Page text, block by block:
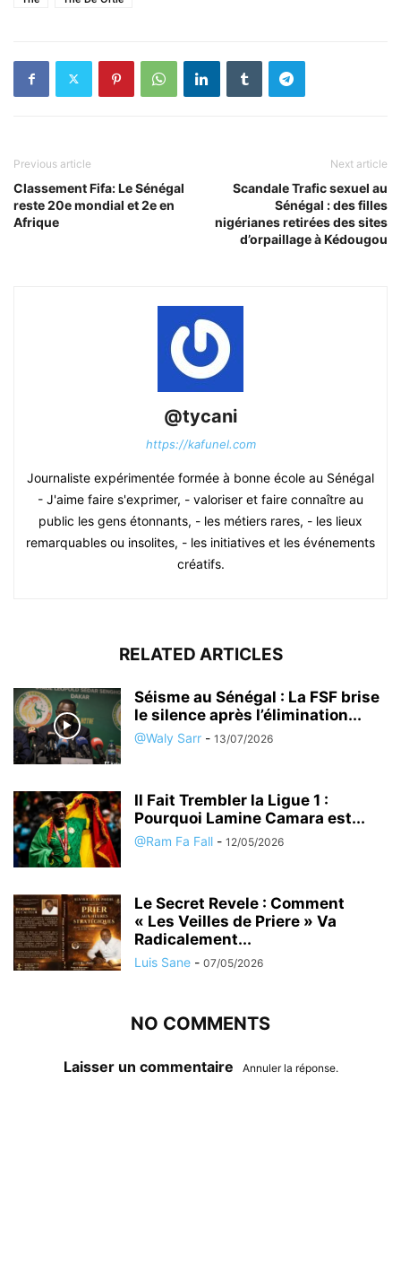
Previous article
Classement Fifa: Le Sénégal
reste 20e mondial et 2e en
Afrique
Next article
Scandale Trafic sexuel au
Sénégal : des filles
nigérianes retirées des sites
d’orpaillage à Kédougou
@tycani
https://kafunel.com
Journaliste expérimentée formée à bonne école au Sénégal
- J'aime faire s'exprimer, - valoriser et faire connaître au
public les gens étonnants, - les métiers rares, - les lieux
remarquables ou insolites, - les initiatives et les événements
créatifs.
RELATED ARTICLES
Séisme au Sénégal : La FSF brise
le silence après l’élimination...
@Waly Sarr - 13/07/2026
Il Fait Trembler la Ligue 1 :
Pourquoi Lamine Camara est...
@Ram Fa Fall - 12/05/2026
Le Secret Revele : Comment
« Les Veilles de Priere » Va
Radicalement...
Luis Sane - 07/05/2026
NO COMMENTS
Laisser un commentaire Annuler la réponse.